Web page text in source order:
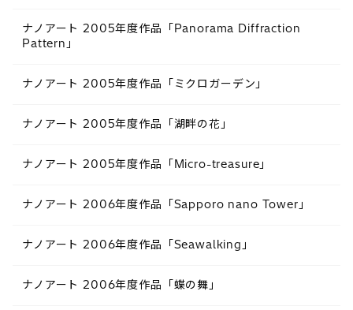
ナノアート 2005年度作品「Panorama Diffraction
Pattern」
ナノアート 2005年度作品「ミクロガーデン」
ナノアート 2005年度作品「湖畔の花」
ナノアート 2005年度作品「Micro-treasure」
ナノアート 2006年度作品「Sapporo nano Tower」
ナノアート 2006年度作品「Seawalking」
ナノアート 2006年度作品「蝶の舞」